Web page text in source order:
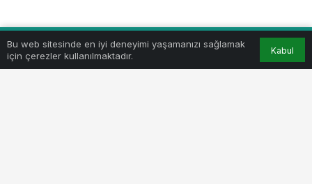
Bu web sitesinde en iyi deneyimi yaşamanızı sağlamak
için çerezler kullanılmaktadır.
Kabul